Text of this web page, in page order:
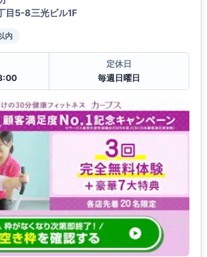
目5-8三光ビル1F
内
定休日
毎週日曜日